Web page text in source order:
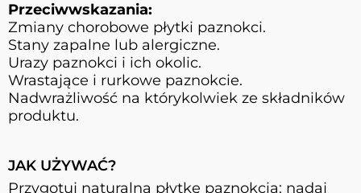
Przeciwwskazania:
Zmiany chorobowe płytki paznokci.
Stany zapalne lub alergiczne.
Urazy paznokci i ich okolic.
Wrastające i rurkowe paznokcie.
Nadwrażliwość na którykolwiek ze składników
produktu.
JAK UŻYWAĆ?
Przygotuj naturalną płytkę paznokcia: nadaj